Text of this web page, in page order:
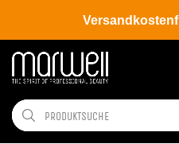
Shop Salon Display |